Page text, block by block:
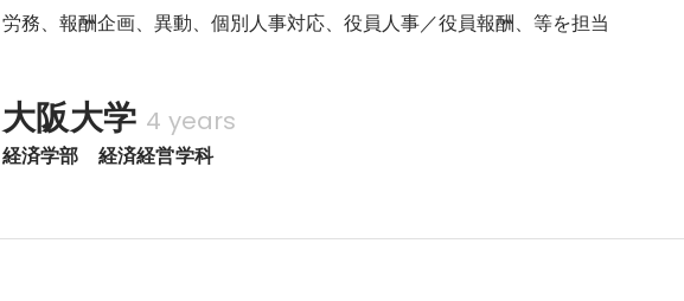
労務、報酬企画、異動、個別人事対応、役員人事／役員報酬、等を担当
大阪大学 4 years
経済学部　経済経営学科